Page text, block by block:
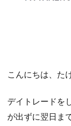
こんにちは、た
デイトレードを
が出ずに翌日ま